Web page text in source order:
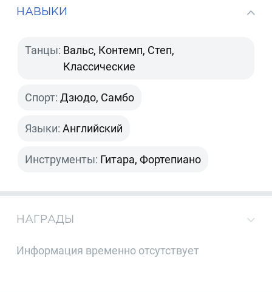
НАВЫКИ
Танцы: Вальс, Контемп, Степ,
Классические
Спорт: Дзюдо, Самбо
Языки: Английский
Инструменты: Гитара, Фортепиано
НАГРАДЫ
Информация временно отсутствует